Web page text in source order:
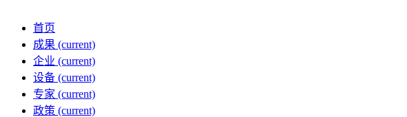
首页
成果 (current)
企业 (current)
设备 (current)
专家 (current)
政策 (current)